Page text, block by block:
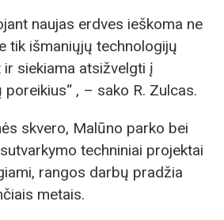
naujas erdves ieškoma ne
tik išmaniųjų technologijų
siekiama atsižvelgti į
, – sako R. Zulcas.
skvero, Malūno parko bei
techniniai projektai
rangos darbų pradžia
metais.